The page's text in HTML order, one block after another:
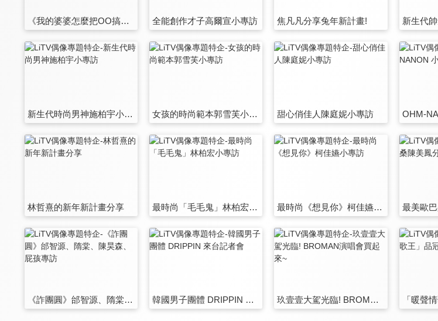
《我的婆婆怎麼把OO搞丟了》鍾欣凌、許傑輝大方分享包紅包秘笈！ 全能創作才子高爾宣小專訪 焦凡凡分享兔年新計畫!
新生代時尚男神施柏宇小專訪 女孩的時尚範本郭雪芙小專訪 甜心俏佳人陳庭妮小專訪 OHM-
林哲熹的新年新計畫分享 最時尚「毛毛鬼」林柏宏小專訪 最時尚《想見你》柯佳嬿小專訪
《詐團圓》邰智源、隋棠、陳昊森、屁孩專訪 韓國男子團體 DRIPPIN 來台記者會 玖壹壹大駕光臨! BROMAN演唱會買起來~